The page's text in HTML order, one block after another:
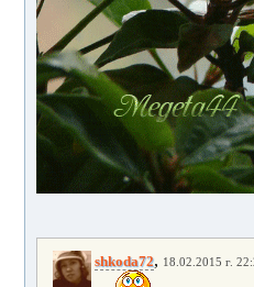
shkoda72, 18.02.2015 г.